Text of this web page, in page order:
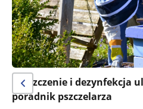
Czyszczenie i dezynfekcja
poradnik pszczelarza